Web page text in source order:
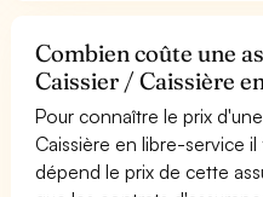
Combien coûte une
Caissier / Caissière
Pour connaître le prix
Caissière en libre-service
dépend le prix de cette